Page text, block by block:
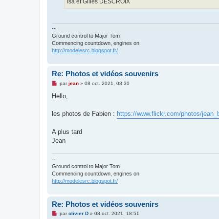
Isa et Gilles DESCROIX
--
Ground control to Major Tom
Commencing countdown, engines on
http://modelesrc.blogspot.fr/
Re: Photos et vidéos souvenirs
M
s
g
o
n
l
parjean» 08 oct. 2021, 08:30
Hello,
les photos de Fabien : https://www.flickr.com/photos/
A plus tard
Jean
--
Ground control to Major Tom
Commencing countdown, engines on
http://modelesrc.blogspot.fr/
Re: Photos et vidéos souvenirs
Mparolivier D» 08 oct. 2021, 18:51